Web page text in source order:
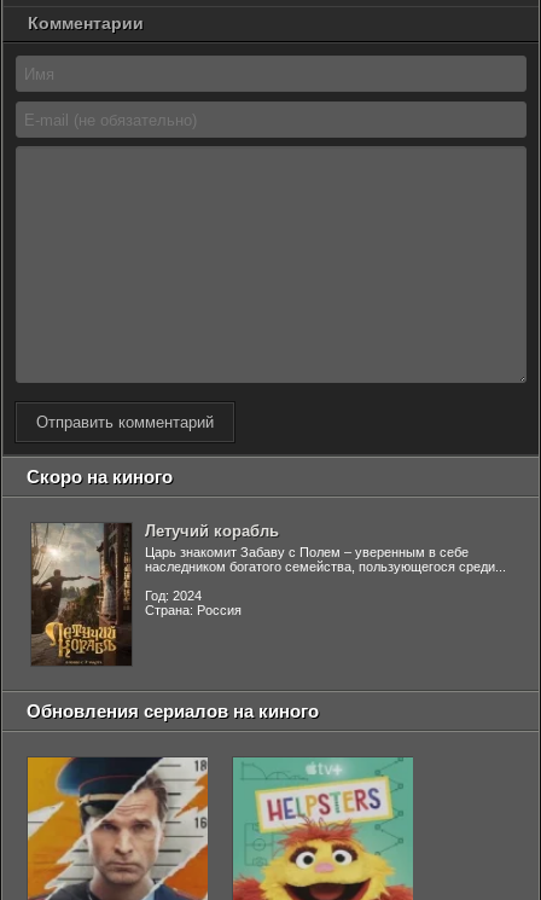
Комментарии
Отправить комментарий
Скоро на киного
Летучий корабль
Царь знакомит Забаву с Полем – уверенным в себе
наследником богатого семейства, пользующегося среди...
Год: 2024
Страна: Россия
Обновления сериалов на киного